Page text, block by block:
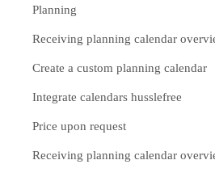
Planning
Receiving planning calendar
Create a custom planning calendar
Integrate calendars husslefree
Price upon request
Receiving planning calendar